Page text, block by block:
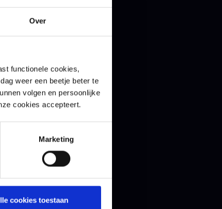
Over
functionele cookies,
weer een beetje beter te
volgen en persoonlijke
cookies accepteert.
Marketing
cookies toestaan
helpt om te
nodig zijn,
IT-omgevingen
de